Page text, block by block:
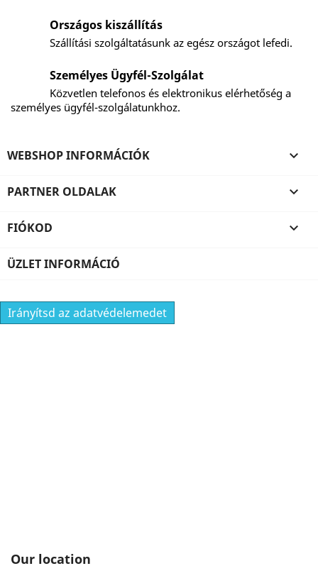
Országos kiszállítás
Szállítási szolgáltatásunk az egész országot lefedi.
Személyes Ügyfél-Szolgálat
Közvetlen telefonos és elektronikus elérhetőség a
személyes ügyfél-szolgálatunkhoz.
WEBSHOP INFORMÁCIÓK 
PARTNER OLDALAK 
FIÓKOD 
ÜZLET INFORMÁCIÓ
Irányítsd az adatvédelemedet
Our location